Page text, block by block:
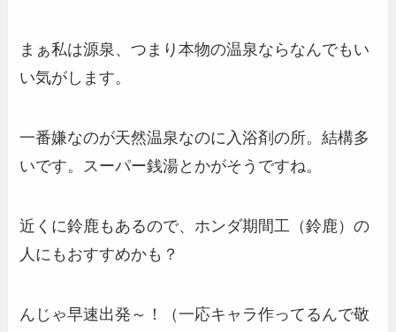
まぁ私は源泉、つまり本物の温泉ならなんでもい
い気がします。
一番嫌なのが天然温泉なのに入浴剤の所。結構多
いです。スーパー銭湯とかがそうですね。
近くに鈴鹿もあるので、ホンダ期間工（鈴鹿）の
人にもおすすめかも？
んじゃ早速出発～！（一応キャラ作ってるんで敬